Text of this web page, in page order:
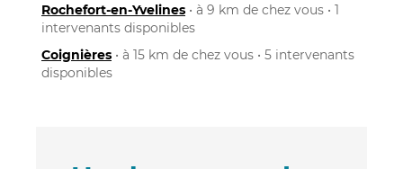
Rochefort-en-Yvelines • à 9 km de chez vous • 1
intervenants disponibles
Coignières • à 15 km de chez vous • 5 intervenants
disponibles